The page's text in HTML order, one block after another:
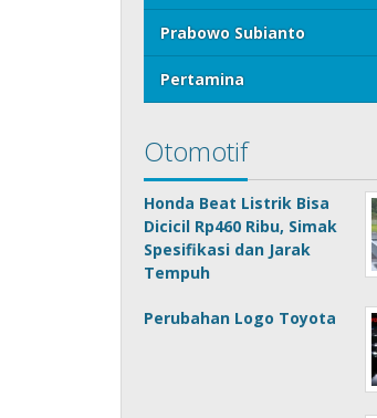
Prabowo Subianto
Pertamina
Otomotif
Honda Beat Listrik Bisa
Dicicil Rp460 Ribu, Simak
Spesifikasi dan Jarak
Tempuh
Perubahan Logo Toyota